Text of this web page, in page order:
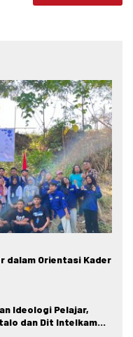
dalam Orientasi Kader
Ideologi Pelajar,
dan Dit Intelkam